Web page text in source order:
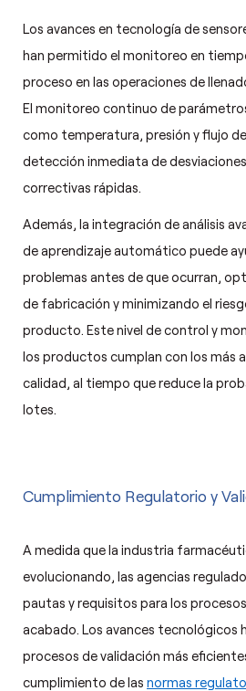
Los avances en tecnología de
han permitido el monitoreo en
proceso en las operaciones de
El monitoreo continuo de
como temperatura, presión y flujo
detección inmediata de
correctivas rápidas.
Además, la integración de análisis
de aprendizaje automático puede
problemas antes de que ocurran,
de fabricación y minimizando el
producto. Este nivel de control y
los productos cumplan con los más
calidad, al tiempo que reduce la
lotes.
Cumplimiento Regulatorio y
A medida que la industria
evolucionando, las agencias
pautas y requisitos para los
acabado. Los avances tecnológicos
procesos de validación más
cumplimiento de las normas